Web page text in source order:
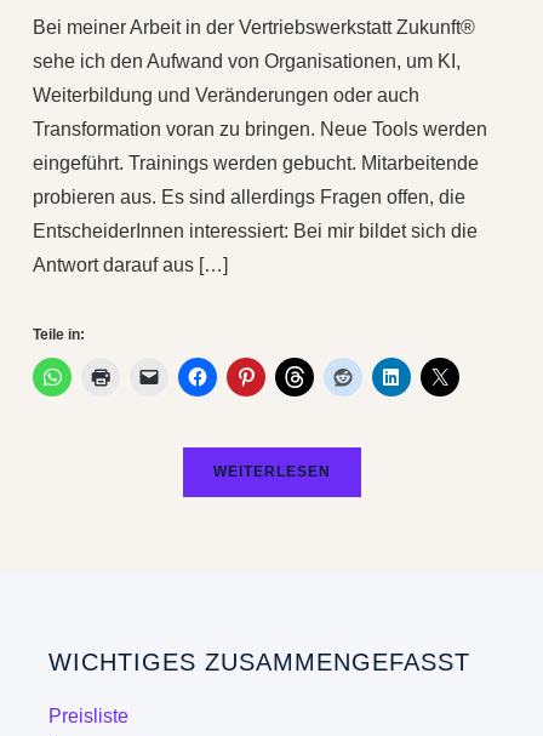
Bei meiner Arbeit in der Vertriebswerkstatt Zukunft®
sehe ich den Aufwand von Organisationen, um KI,
Weiterbildung und Veränderungen oder auch
Transformation voran zu bringen. Neue Tools werden
eingeführt. Trainings werden gebucht. Mitarbeitende
probieren aus. Es sind allerdings Fragen offen, die
EntscheiderInnen interessiert: Bei mir bildet sich die
Antwort darauf aus […]
Teile in:
WEITERLESEN
WICHTIGES ZUSAMMENGEFASST
Preisliste